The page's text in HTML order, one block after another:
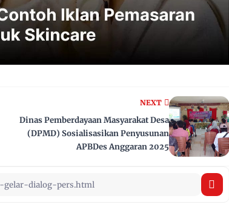
NEXT
Dinas Pemberdayaan Masyarakat Desa
(DPMD) Sosialisasikan Penyusunan
APBDes Anggaran 2025